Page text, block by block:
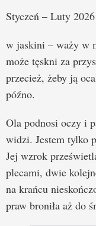
Styczeń – Luty 2026
w jaskini – waży w
może tęskni za
przecież, żeby ją
późno.
Ola podnosi oczy i
widzi. Jestem tylko
Jej wzrok
plecami, dwie
na krańcu
praw broniła aż do